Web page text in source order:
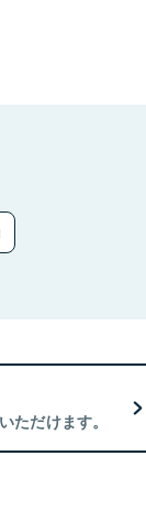
ただけます。